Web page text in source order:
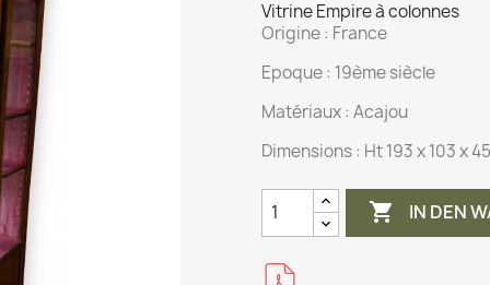
Vitrine Empire à colonnes
Origine : France
Epoque : 19ème siècle
Matériaux : Acajou
Dimensions : Ht 193 x 103 x
 IN DEN